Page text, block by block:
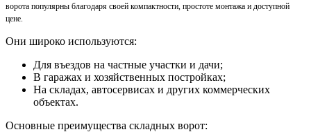
ворота популярны благодаря своей компактности, простоте монтажа и доступной
цене.
Они широко используются:
Для въездов на частные участки и дачи;
В гаражах и хозяйственных постройках;
На складах, автосервисах и других коммерческих
объектах.
Основные преимущества складных ворот: